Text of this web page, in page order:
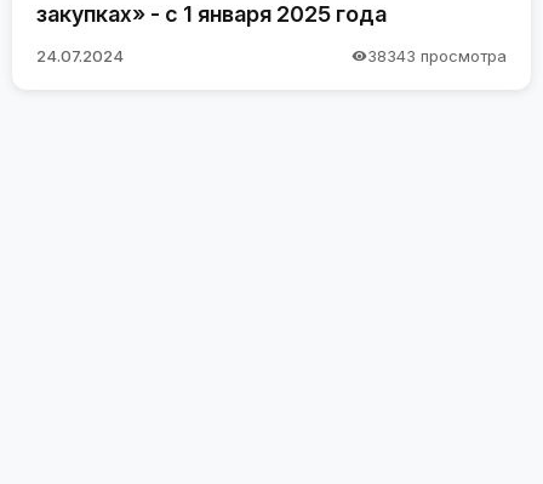
закупках» - с 1 января 2025 года
24.07.2024 38343 просмотра